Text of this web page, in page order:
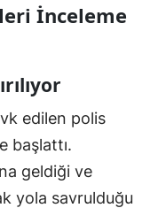
İnceleme
edilen polis
başlattı.
geldiği ve
yola savrulduğu